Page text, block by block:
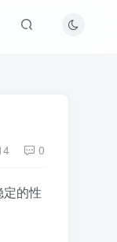
0
的性